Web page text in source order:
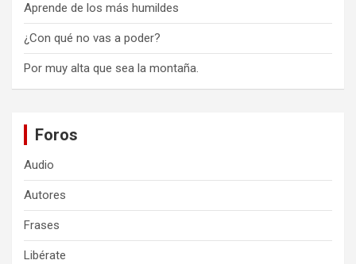
Aprende de los más humildes
¿Con qué no vas a poder?
Por muy alta que sea la montaña.
Foros
Audio
Autores
Frases
Libérate